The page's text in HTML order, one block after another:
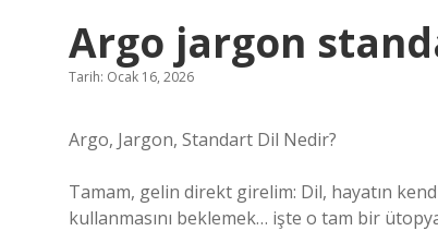
Argo jargon
Tarih: Ocak 16, 2026
Argo, Jargon, Standart Dil Nedir?
Tamam, gelin direkt girelim: Dil, hayatın
kullanmasını beklemek… işte o tam bir